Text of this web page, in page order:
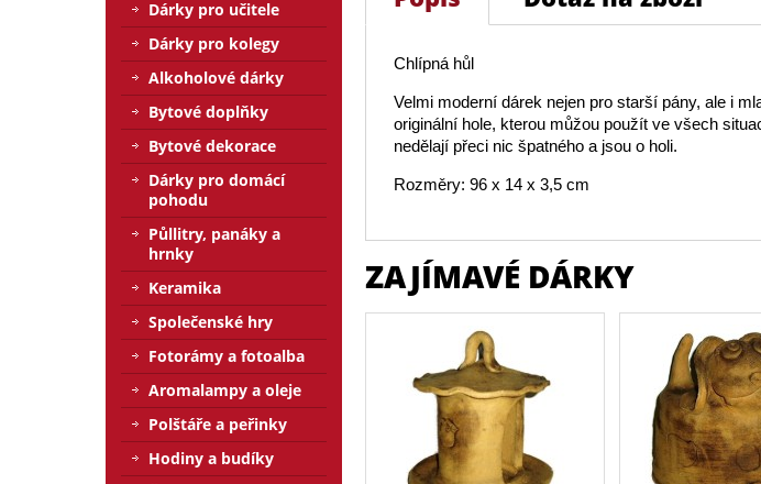
Chlípná hůl
Velmi moderní dárek nejen pro starší pány, ale i
originální hole, kterou můžou použít ve všech
nedělají přeci nic špatného a jsou o holi.
Rozměry: 96 x 14 x 3,5 cm
ZAJÍMAVÉ DÁRKY
Dárky pro učitele
Dárky pro kolegy
Alkoholové dárky
Bytové doplňky
Bytové dekorace
Dárky pro domácí
pohodu
Půllitry, panáky a
hrnky
Keramika
Společenské hry
Fotorámy a fotoalba
Aromalampy a oleje
Polštáře a peřinky
Hodiny a budíky